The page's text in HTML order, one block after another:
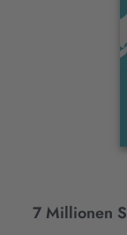
7 Millionen